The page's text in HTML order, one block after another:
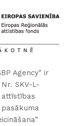
Agency" ir
SKV-L-
attīstības